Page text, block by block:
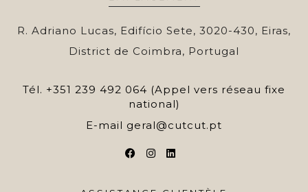
R. Adriano Lucas, Edifício Sete, 3020-430, Eiras,
District de Coimbra, Portugal
Tél. +351 239 492 064 (Appel vers réseau fixe
national)
E-mail geral@cutcut.pt